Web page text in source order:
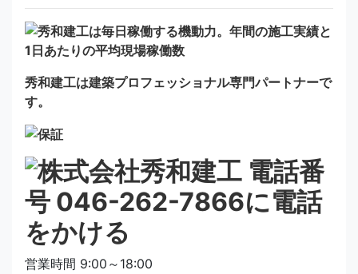
秀和建工は建築プロフェッショナル専門パートナーで
す。
営業時間 9:00～18:00